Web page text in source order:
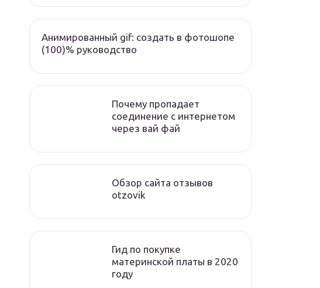
Анимированный gif: создать в фотошопе
(100)% руководство
Почему пропадает
соединение с интернетом
через вай фай
Обзор сайта отзывов
otzovik
Гид по покупке
материнской платы в 2020
году